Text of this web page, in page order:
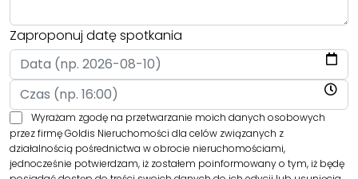
Zaproponuj datę spotkania
Wyrażam zgodę na przetwarzanie moich danych osobowych
przez firmę Goldis Nieruchomości dla celów związanych z
działalnością pośrednictwa w obrocie nieruchomościami,
jednocześnie potwierdzam, iż zostałem poinformowany o tym, iż będę